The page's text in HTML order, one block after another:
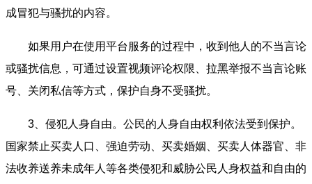
成冒犯与骚扰的内容。
如果用户在使用平台服务的过程中，收到他人的不当言论
或骚扰信息，可通过设置视频评论权限、拉黑举报不当言论账
号、关闭私信等方式，保护自身不受骚扰。
3、侵犯人身自由。公民的人身自由权利依法受到保护。
国家禁止买卖人口、强迫劳动、买卖婚姻、买卖人体器官、非
法收养送养未成年人等各类侵犯和威胁公民人身权益和自由的